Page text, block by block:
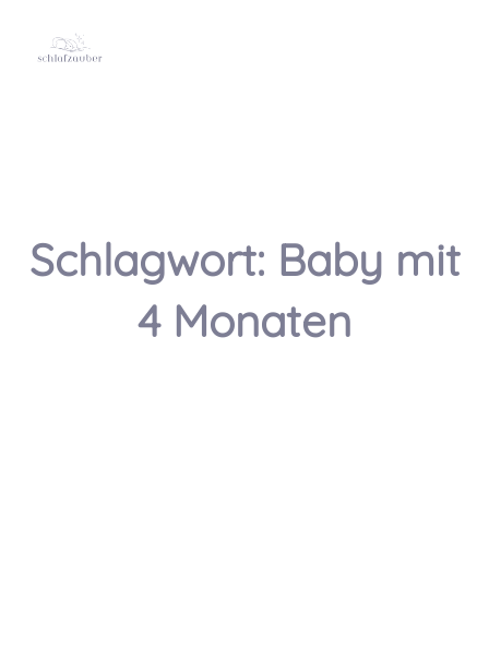
Schlagwort: Baby mit
4 Monaten